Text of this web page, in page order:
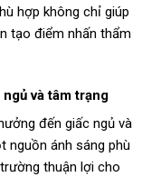
hợp không chỉ giúp
tạo điểm nhấn thẩm
và tâm trạng
đến giấc ngủ và
nguồn ánh sáng phù
thuận lợi cho